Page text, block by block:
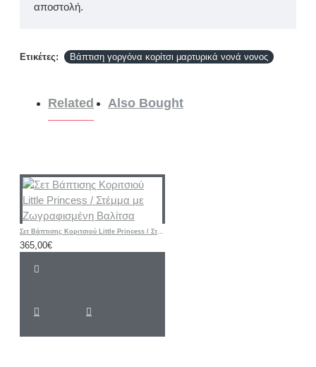
αποστολή.
Ετικέτες: Βάπτιση γοργόνα κορίτσι μαρτυρικά νονά νονος
Related Also Bought
Σετ Βάπτισης Κοριτσιού Little Princess / Στέμμα με Ζωγραφισμένη Βαλίτσα
365,00€